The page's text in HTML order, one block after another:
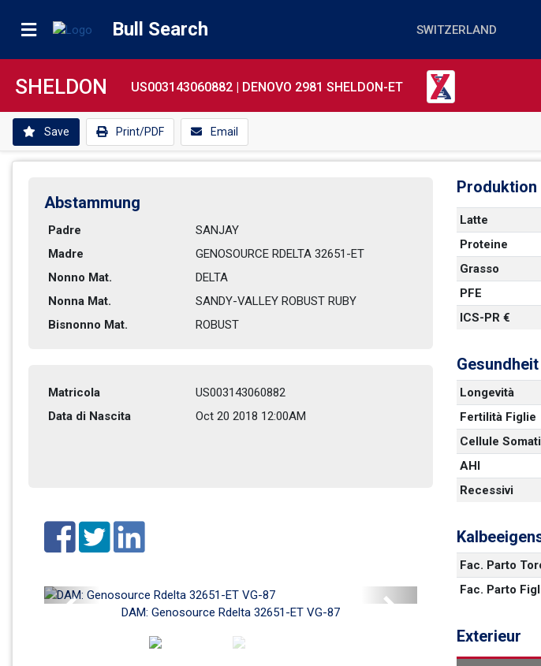
Bull Search
SHELDON US003143060882 | DENOVO 2981 SHELDON-ET
Save Print/PDF Email
Abstammung
Padre
SANJAY
Madre
GENOSOURCE RDELTA 32651-ET
Nonno Mat.
DELTA
Nonna Mat.
SANDY-VALLEY ROBUST RUBY
Bisnonno Mat.
ROBUST
Matricola
US003143060882
Data di Nascita
Oct 20 2018 12:00AM
DAM: Genosource Rdelta 32651-ET VG-87
Produktion
Latte
Proteine
Grasso
PFE
ICS-PR €
Longevità
Fertilità Figlie
Cellule
AHI
Recessivi
Fac. Parto
Fac. Parto
Exterieur